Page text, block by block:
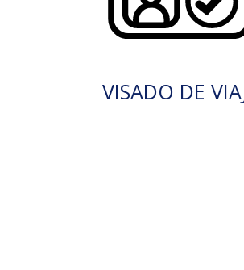
VISADO DE